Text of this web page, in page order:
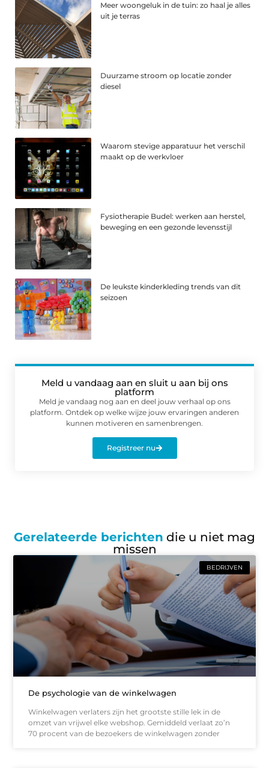
Meer woongeluk in de tuin: zo haal je alles
uit je terras
Duurzame stroom op locatie zonder
diesel
Waarom stevige apparatuur het verschil
maakt op de werkvloer
Fysiotherapie Budel: werken aan herstel,
beweging en een gezonde levensstijl
De leukste kinderkleding trends van dit
seizoen
Meld u vandaag aan en sluit u aan bij ons
platform
Meld je vandaag nog aan en deel jouw verhaal op ons
platform. Ontdek op welke wijze jouw ervaringen anderen
kunnen motiveren en samenbrengen.
Registreer nu
Gerelateerde berichten die u niet mag
missen
BEDRIJVEN
De psychologie van de winkelwagen
Winkelwagen verlaters zijn het grootste stille lek in de
omzet van vrijwel elke webshop. Gemiddeld verlaat zo’n
70 procent van de bezoekers de winkelwagen zonder